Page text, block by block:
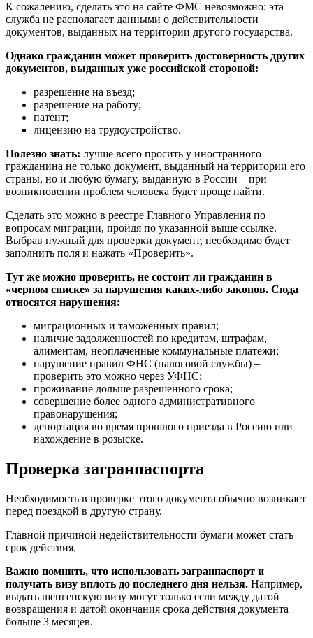
К сожалению, сделать это на сайте ФМС невозможно: эта
служба не располагает данными о действительности
документов, выданных на территории другого государства.
Однако гражданин может проверить достоверность других
документов, выданных уже российской стороной:
разрешение на въезд;
разрешение на работу;
патент;
лицензию на трудоустройство.
Полезно знать: лучше всего просить у иностранного
гражданина не только документ, выданный на территории его
страны, но и любую бумагу, выданную в России – при
возникновении проблем человека будет проще найти.
Сделать это можно в реестре Главного Управления по
вопросам миграции, пройдя по указанной выше ссылке.
Выбрав нужный для проверки документ, необходимо будет
заполнить поля и нажать «Проверить».
Тут же можно проверить, не состоит ли гражданин в
«черном списке» за нарушения каких-либо законов. Сюда
относятся нарушения:
миграционных и таможенных правил;
наличие задолженностей по кредитам, штрафам,
алиментам, неоплаченные коммунальные платежи;
нарушение правил ФНС (налоговой службы) –
проверить это можно через УФНС;
проживание дольше разрешенного срока;
совершение более одного административного
правонарушения;
депортация во время прошлого приезда в Россию или
нахождение в розыске.
Проверка загранпаспорта
Необходимость в проверке этого документа обычно возникает
перед поездкой в другую страну.
Главной причиной недействительности бумаги может стать
срок действия.
Важно помнить, что использовать загранпаспорт и
получать визу вплоть до последнего дня нельзя. Например,
выдать шенгенскую визу могут только если между датой
возвращения и датой окончания срока действия документа
больше 3 месяцев.